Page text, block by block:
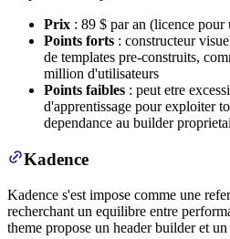
Prix : 89 $ par an (licence
Points forts : constructeur
de templates pre-construits,
million d'utilisateurs
Points faibles : peut etre
d'apprentissage pour exploiter
dependance au builder
Kadence
Kadence s'est impose comme une
recherchant un equilibre entre
theme propose un header builder et